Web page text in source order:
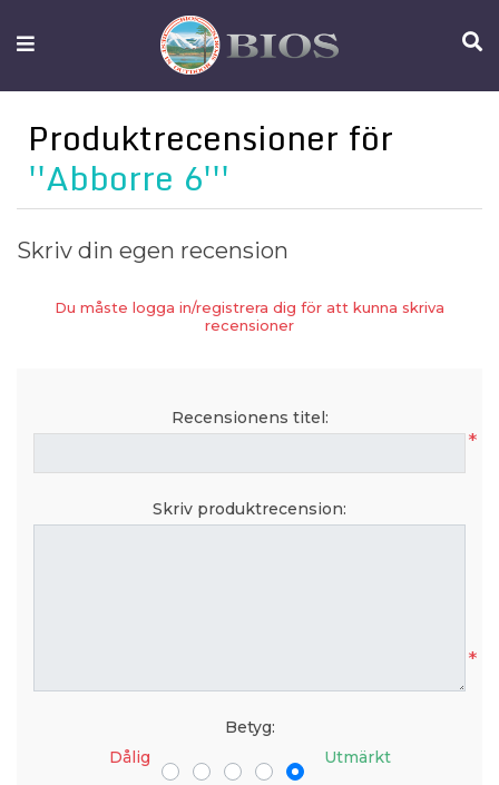
FISKEUTRUSTNING
OM
IFISH
KONTAKTA
OSS
Produktrecensioner för
Abborre 6'
Skriv din egen recension
Du måste logga in/registrera dig för att kunna skriva
recensioner
Recensionens titel:
*
Skriv produktrecension:
*
Betyg:
Dålig
Utmärkt